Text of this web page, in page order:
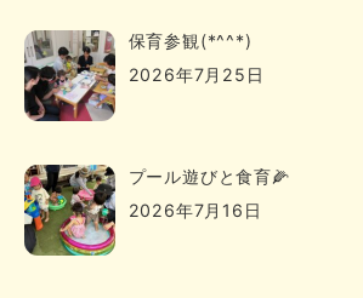
保育参観(*^^*)
2026年7月25日
プール遊びと食育🌽
2026年7月16日